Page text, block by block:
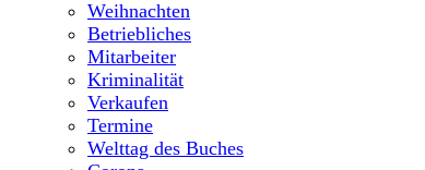
Weihnachten
Betriebliches
Mitarbeiter
Kriminalität
Verkaufen
Termine
Welttag des Buches